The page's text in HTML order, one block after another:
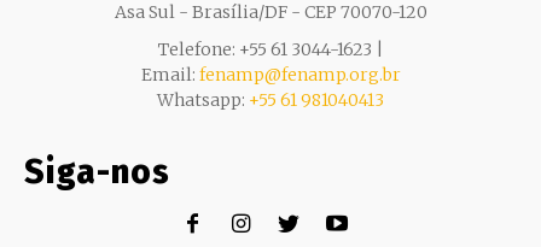
Asa Sul - Brasília/DF - CEP 70070-120
Telefone: +55 61 3044-1623 |
Email: fenamp@fenamp.org.br
Whatsapp: +55 61 981040413
Siga-nos